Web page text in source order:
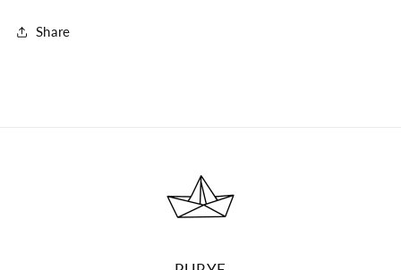
Share